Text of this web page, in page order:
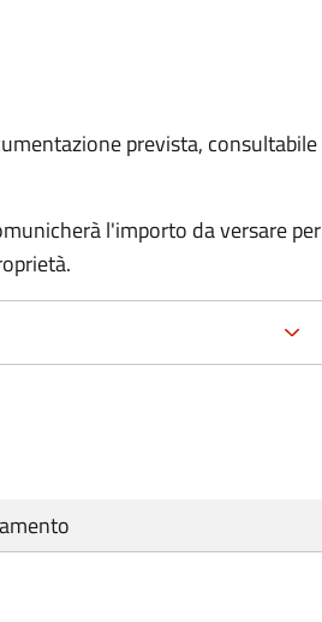
prevista, consultabile
l'importo da versare per